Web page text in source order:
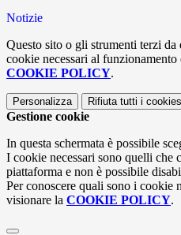
Notizie
Questo sito o gli strumenti terzi
cookie necessari al
COOKIE POLICY.
Personalizza Rifiuta tutti i cookies
Gestione cookie
In questa schermata è possibile
I cookie necessari sono quelli che
piattaforma e non è possibile
Per conoscere quali sono i cookie
visionare la COOKIE POLICY.